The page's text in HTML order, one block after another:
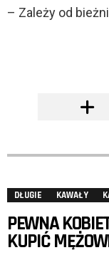
– Zależy od
DŁUGIE KAWAŁY
PEWNA
KUPIĆ